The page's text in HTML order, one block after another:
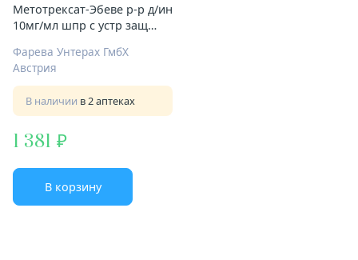
Метотрексат-Эбеве р-р д/ин
10мг/мл шпр с устр защ
Фарева Унтерах ГмбХ
Австрия
В наличии в 2 аптеках
1 381
В корзину